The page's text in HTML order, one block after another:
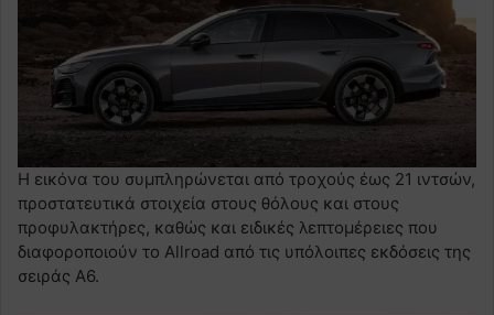
Η εικόνα του συμπληρώνεται από τροχούς έως 21 ιντσών,
προστατευτικά στοιχεία στους θόλους και στους
προφυλακτήρες, καθώς και ειδικές λεπτομέρειες που
διαφοροποιούν το Allroad από τις υπόλοιπες εκδόσεις της
σειράς A6.